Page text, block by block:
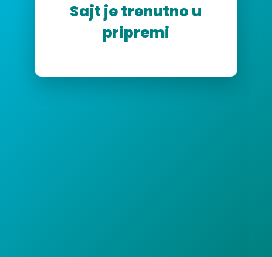
Sajt je trenutno u
pripremi